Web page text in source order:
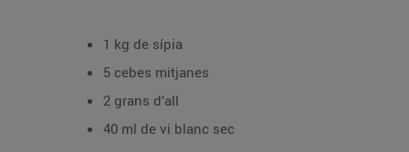
1 kg de sípia
5 cebes mitjanes
2 grans d’all
40 ml de vi blanc sec